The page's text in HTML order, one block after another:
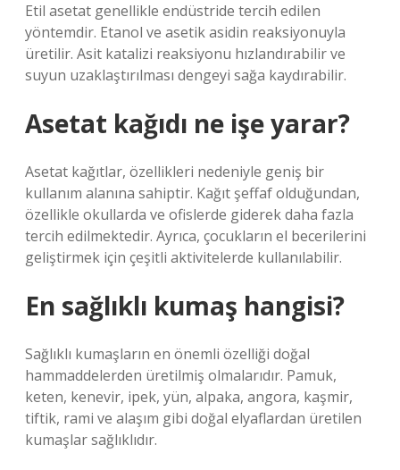
Etil asetat genellikle endüstride tercih edilen
yöntemdir. Etanol ve asetik asidin reaksiyonuyla
üretilir. Asit katalizi reaksiyonu hızlandırabilir ve
suyun uzaklaştırılması dengeyi sağa kaydırabilir.
Asetat kağıdı ne işe yarar?
Asetat kağıtlar, özellikleri nedeniyle geniş bir
kullanım alanına sahiptir. Kağıt şeffaf olduğundan,
özellikle okullarda ve ofislerde giderek daha fazla
tercih edilmektedir. Ayrıca, çocukların el becerilerini
geliştirmek için çeşitli aktivitelerde kullanılabilir.
En sağlıklı kumaş hangisi?
Sağlıklı kumaşların en önemli özelliği doğal
hammaddelerden üretilmiş olmalarıdır. Pamuk,
keten, kenevir, ipek, yün, alpaka, angora, kaşmir,
tiftik, rami ve alaşım gibi doğal elyaflardan üretilen
kumaşlar sağlıklıdır.